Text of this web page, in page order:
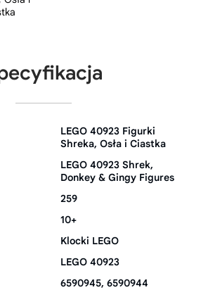
LEGO 40923 Figurki
Shreka, Osła i Ciastka
LEGO 40923 Shrek,
Donkey & Gingy Figures
259
10+
Klocki LEGO
LEGO 40923
6590945, 6590944